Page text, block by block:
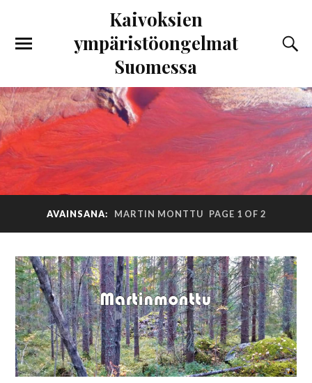
Kaivoksien
ympäristöongelmat
Suomessa
AVAINSANA: MARTIN MONTTU PAGE 1 OF 2